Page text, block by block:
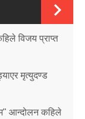
विजय प्राप्त
मृत्युदण्ड
" आन्दोलन कहिले